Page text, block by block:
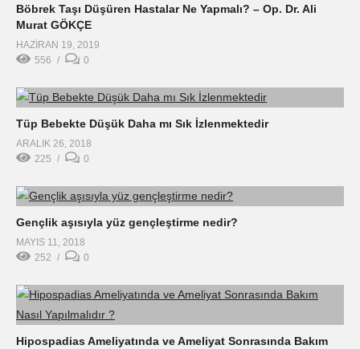
Böbrek Taşı Düşüren Hastalar Ne Yapmalı? – Op. Dr. Ali
Murat GÖKÇE
HAZIRAN 19, 2019
556
0
Tüp Bebekte Düşük Daha mı Sık İzlenmektedir
ARALIK 26, 2018
225
0
Gençlik aşısıyla yüz gençleştirme nedir?
MAYIS 11, 2018
252
0
Hipospadias Ameliyatında ve Ameliyat Sonrasında Bakım